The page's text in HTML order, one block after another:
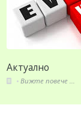
Актуално
Вижте повече ...